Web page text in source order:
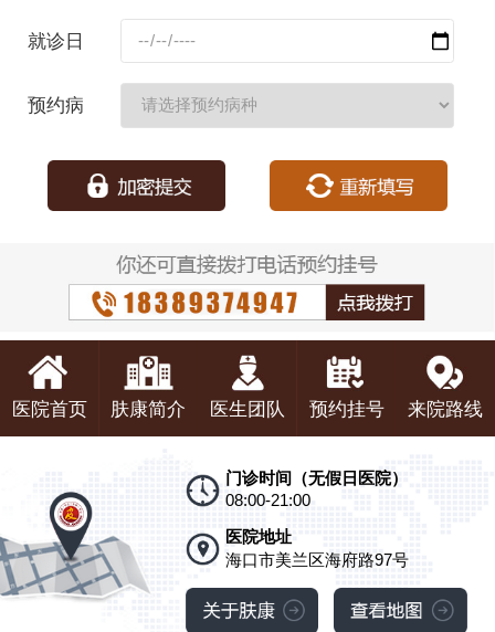
就诊日
预约病
医院首页 肤康简介 医生团队 预约挂号 来院路线
门诊时间（无假日医院）
08:00-21:00
医院地址
海口市美兰区海府路97号